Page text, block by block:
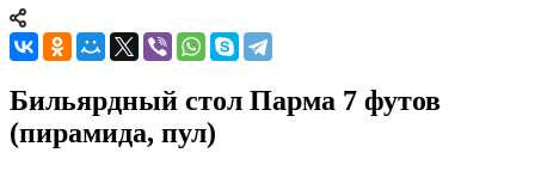
Бильярдный стол Парма 7 футов
(пирамида, пул)